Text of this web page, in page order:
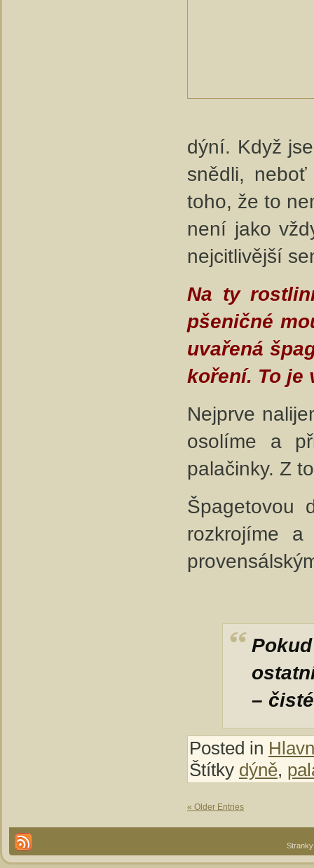
dýní. Když
snědli,
toho, že to
není jako
nejcitlivější
Na ty
pšeničné
uvařená
koření. To je
Nejprve
osolíme a
palačinky. Z
Špagetovou
rozkrojíme a
–
Posted in
Štítky dýně,
« Older Entries